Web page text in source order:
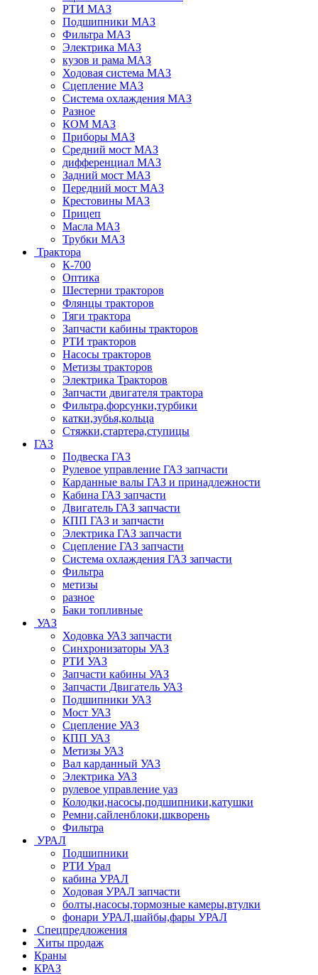
РТИ МАЗ
Подшипники МАЗ
Фильтра МАЗ
Электрика МАЗ
кузов и рама МАЗ
Ходовая система МАЗ
Сцепление МАЗ
Система охлаждения МАЗ
Разное
КОМ МАЗ
Приборы МАЗ
Средний мост МАЗ
дифференциал МАЗ
Задний мост МАЗ
Передний мост МАЗ
Крестовины МАЗ
Прицеп
Масла МАЗ
Трубки МАЗ
Трактора
К-700
Оптика
Шестерни тракторов
Флянцы тракторов
Тяги трактора
Запчасти кабины тракторов
РТИ тракторов
Насосы тракторов
Метизы тракторов
Электрика Тракторов
Запчасти двигателя трактора
Фильтра,форсунки,турбики
катки,зубья,кольца
Стяжки,стартера,ступицы
ГАЗ
Подвеска ГАЗ
Рулевое управление ГАЗ запчасти
Карданные валы ГАЗ и принадлежности
Кабина ГАЗ запчасти
Двигатель ГАЗ запчасти
КПП ГАЗ и запчасти
Электрика ГАЗ запчасти
Сцепление ГАЗ запчасти
Система охлаждения ГАЗ запчасти
Фильтра
метизы
разное
Баки топливные
УАЗ
Ходовка УАЗ запчасти
Синхронизаторы УАЗ
РТИ УАЗ
Запчасти кабины УАЗ
Запчасти Двигатель УАЗ
Подшипники УАЗ
Мост УАЗ
Сцепление УАЗ
КПП УАЗ
Метизы УАЗ
Вал карданный УАЗ
Электрика УАЗ
рулевое управление уаз
Колодки,насосы,подшипники,катушки
Ремни,сайленблоки,шкворень
Фильтра
УРАЛ
Подшипники
РТИ Урал
кабина УРАЛ
Ходовая УРАЛ запчасти
болты,насосы,тормозные камеры,втулки
фонари УРАЛ,шайбы,фары УРАЛ
Спецпредложения
Хиты продаж
Краны
КРАЗ